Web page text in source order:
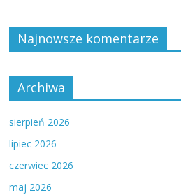
Najnowsze komentarze
Archiwa
sierpień 2026
lipiec 2026
czerwiec 2026
maj 2026